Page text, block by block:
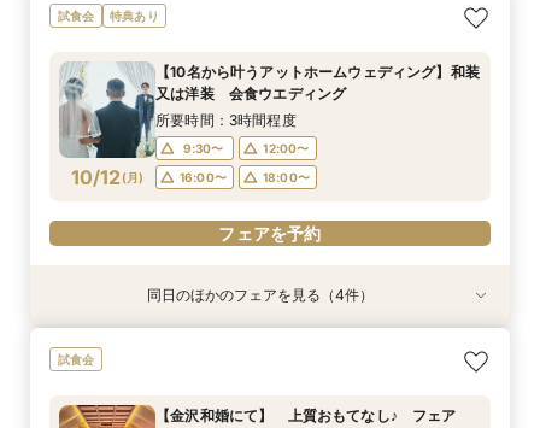
10/11 日)
【家族婚フェア】宿泊特典付き/洋装・和装/相談
会 アットホームウエディング相談会
9:30〜
12:00〜
16:00〜
18:00〜
フェアを予約
10/11 日)
【金沢和婚にて】 上質おもてなし♪ フェア
9:30〜
10:00〜
13:00〜
16:00〜
18:00〜
フェアを予約
10/11 日)
2026年12月までの挙式をお考えのお2人へ 宿
泊・ドレス特典付き
9:30〜
10:00〜
13:00〜
16:00〜
18:00〜
試食会 特典あり
10/12(月)
【10名から叶うアットホームウェディング】和装
又は洋装 会食ウエディング
所要時間：3時間程度
9:30〜
12:00〜
16:00〜
18:00〜
フェアを予約
【家族婚フェア】宿泊特典付き/洋装・和装/相談
9:30〜
10:00〜
2026年12月までの挙式をお考えのお2人へ 宿
【少人数結婚式】貸切り可能なホテルウエディン
同日のほかのフェアを見る（4件）
試食会
【金沢和婚にて】 上質おもてなし♪ フェア